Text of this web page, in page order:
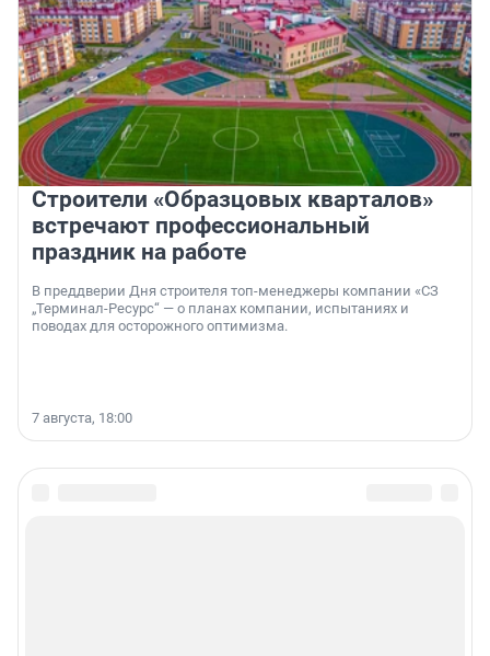
Строители «Образцовых кварталов»
встречают профессиональный
праздник на работе
В преддверии Дня строителя топ-менеджеры компании «СЗ
„Терминал-Ресурс“ — о планах компании, испытаниях и
поводах для осторожного оптимизма.
7 августа, 18:00